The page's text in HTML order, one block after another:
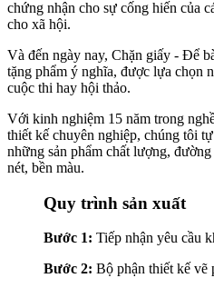
chứng nhận cho sự cống hiến của
cho xã hội.
Và đến ngày nay, Chặn giấy - Để
tặng phẩm ý nghĩa, được lựa chọn
cuộc thi hay hội thảo.
Với kinh nghiệm 15 năm trong
thiết kế chuyên nghiệp, chúng tôi
những sản phẩm chất lượng,
nét, bền màu.
Quy trình sản xuất
Bước 1: Tiếp nhận yêu cầu
Bước 2: Bộ phận thiết kế vẽ